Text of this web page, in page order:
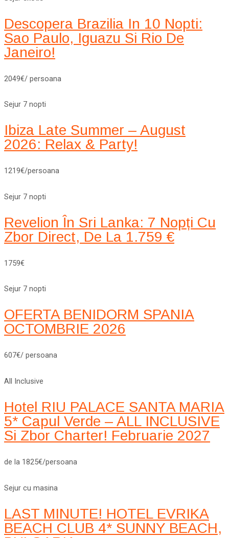
Descopera Brazilia In 10 Nopti:
Sao Paulo, Iguazu Si Rio De
Janeiro!
2049€/ persoana
Sejur 7 nopti
Ibiza Late Summer – August
2026: Relax & Party!
1219€/persoana
Sejur 7 nopti
Revelion În Sri Lanka: 7 Nopți Cu
Zbor Direct, De La 1.759 €
1759€
Sejur 7 nopti
OFERTA BENIDORM SPANIA
OCTOMBRIE 2026
607€/ persoana
All Inclusive
Hotel RIU PALACE SANTA MARIA
5* Capul Verde – ALL INCLUSIVE
Si Zbor Charter! Februarie 2027
de la 1825€/persoana
Sejur cu masina
LAST MINUTE! HOTEL EVRIKA
BEACH CLUB 4* SUNNY BEACH,